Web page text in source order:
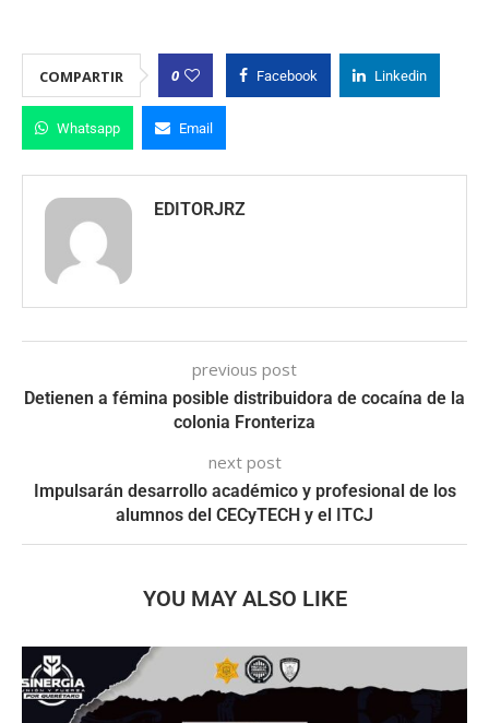
COMPARTIR 0 Facebook Linkedin
Whatsapp Email
EDITORJRZ
previous post
Detienen a fémina posible distribuidora de cocaína de la
colonia Fronteriza
next post
Impulsarán desarrollo académico y profesional de los
alumnos del CECyTECH y el ITCJ
YOU MAY ALSO LIKE